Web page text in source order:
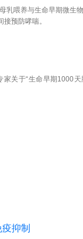
乳喂养与生命早期微生
预防哮喘。
关于“生命早期1000
抑制